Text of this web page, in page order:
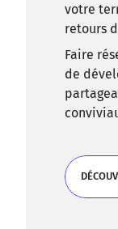
votre
retours
Faire
de